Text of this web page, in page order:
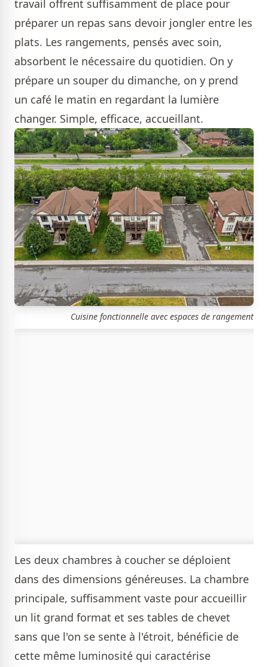
travail offrent suffisamment de place pour
préparer un repas sans devoir jongler entre les
plats. Les rangements, pensés avec soin,
absorbent le nécessaire du quotidien. On y
prépare un souper du dimanche, on y prend
un café le matin en regardant la lumière
changer. Simple, efficace, accueillant.
Cuisine fonctionnelle avec espaces de rangement
Les deux chambres à coucher se déploient
dans des dimensions généreuses. La chambre
principale, suffisamment vaste pour accueillir
un lit grand format et ses tables de chevet
sans que l'on se sente à l'étroit, bénéficie de
cette même luminosité qui caractérise